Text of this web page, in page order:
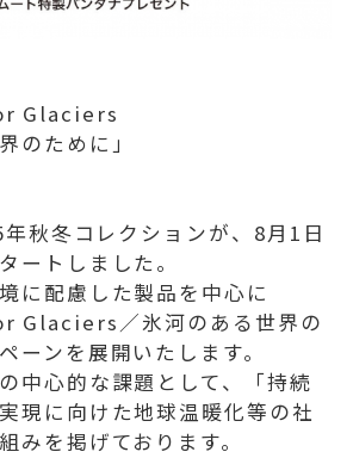
Glaciers
のために」
秋冬コレクションが、8月1⽇
ートしました。
に配慮した製品を中心に
Glaciers／氷河のある世界の
ーンを展開いたします。
中心的な課題として、「持続
現に向けた地球温暖化等の社
みを掲げております。